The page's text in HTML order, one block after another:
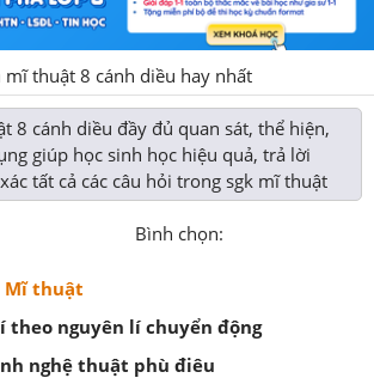
thuật 8 cánh diều hay nhất
8 cánh diều đầy đủ quan sát, thể hiện,
giúp học sinh học hiệu quả, trả lời
tất cả các câu hỏi trong sgk mĩ thuật
Bình chọn:
Mĩ thuật
theo nguyên lí chuyển động
nghệ thuật phù điêu